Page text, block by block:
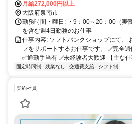
月給272,000円以上
大阪府泉南市
勤務時間・曜日: ・9：00～20：00（実
を含む週4日勤務のお仕事
仕事内容: ソフトバンクショップにて、
フをサポートするお仕事です。 ✅完全
✅通勤手当有 ✅未経験者大歓迎 【主な
固定時間制 残業なし 交通費支給 シフト制
契約社員